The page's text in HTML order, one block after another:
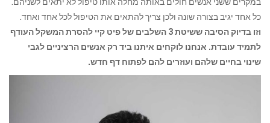
כל אחד יגיב בצורה שונה ולכן צריך להתאים את הטיפול לכל אחד ואחד.
וזו בדיוק הסיבה ששיטת 3 השלבים של פיט קיי להסרת המשקל העודף
לתמיד עובדת. אנחנו לוקחים איתנו ביד רק אנשים הרציניים לגבי
שינוי בחיים שלהם ועוזרים להם לפתוח דף חדש.